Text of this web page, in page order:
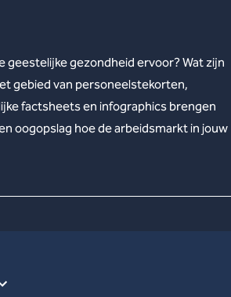
geestelijke gezondheid ervoor? Wat zijn
gebied van personeelstekorten,
factsheets en infographics brengen
oogopslag hoe de arbeidsmarkt in jouw